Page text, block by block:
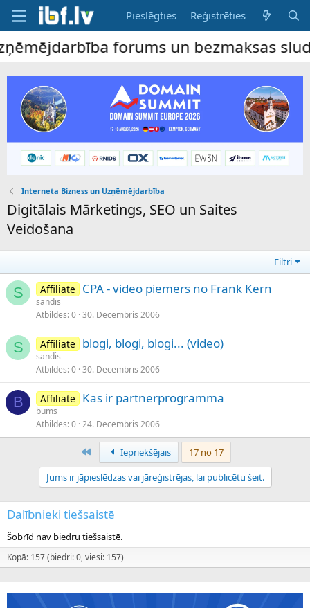
Pieslēgties Reģistrēties
forums un bezmaksas
Interneta Bizness un Uzņēmējdarbība
Digitālais Mārketings, SEO un Saites
Veidošana
Filtri
S Affiliate CPA - video piemers no Frank Kern
sandis
Atbildes 0 30. Decembris 2006
S Affiliate blogi, blogi, blogi... (video)
sandis
Atbildes 0 30. Decembris 2006
B Affiliate Kas ir partnerprogramma
bums
Atbildes 0 24. Decembris 2006
PirmaisIepriekšējais
17 no 17
Jums ir jāpieslēdzas vai jāreģistrējas, lai publicētu šeit.
Dalībnieki tiešsaistē
Šobrīd nav biedru tiešsaistē.
Kopā: 157 (biedri: 0, viesi: 157)